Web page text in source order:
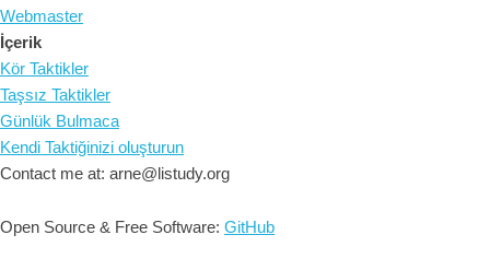
Webmaster
İçerik
Kör Taktikler
Taşsız Taktikler
Günlük Bulmaca
Kendi Taktiğinizi oluşturun
Contact me at: arne@listudy.org
Open Source & Free Software: GitHub